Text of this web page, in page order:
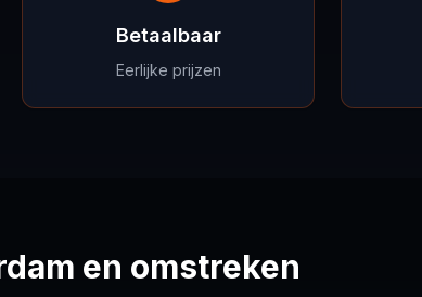
Betaalbaar
Eerlijke prijzen
en omstreken